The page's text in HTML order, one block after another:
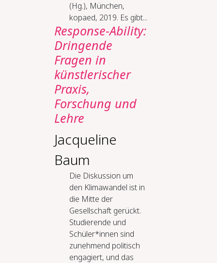
(Hg.), München,
kopaed, 2019. Es gibt...
Response-Ability:
Dringende
Fragen in
künstlerischer
Praxis,
Forschung und
Lehre
Jacqueline
Baum
Die Diskussion um
den Klimawandel ist in
die Mitte der
Gesellschaft gerückt.
Studierende und
Schüler*innen sind
zunehmend politisch
engagiert, und das